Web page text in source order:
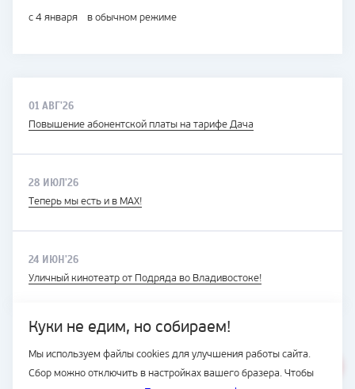
Куки не едим, но собираем!
Мы используем файлы cookies для улучшения работы сайта.
Сбор можно отключить в настройках вашего бразера. Чтобы
с 4 января в обычном режиме
01 АВГ'26
Повышение абонентской платы на тарифе Дача
28 ИЮЛ'26
Теперь мы есть и в MAX!
24 ИЮН'26
Уличный кинотеатр от Подряда во Владивостоке!
© Подряд, 1997-2026